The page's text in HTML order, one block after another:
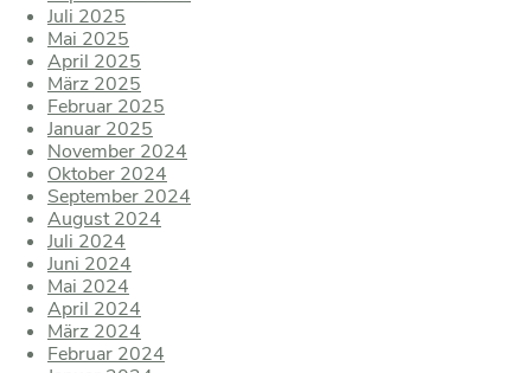
Juli 2025
Mai 2025
April 2025
März 2025
Februar 2025
Januar 2025
November 2024
Oktober 2024
September 2024
August 2024
Juli 2024
Juni 2024
Mai 2024
April 2024
März 2024
Februar 2024